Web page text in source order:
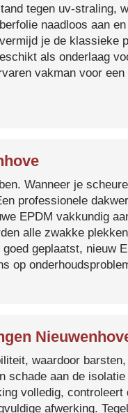
tegen uv-straling,
naadloos aan
je de klassieke
als onderlaag
vakman voor een
Wanneer je
professionele
EPDM vakkundig
alle zwakke
geplaatst, nieuw
op
waardoor
schade aan de
volledig, controleert
afwerking.